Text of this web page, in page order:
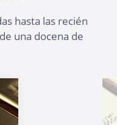
hasta las recién
una docena de